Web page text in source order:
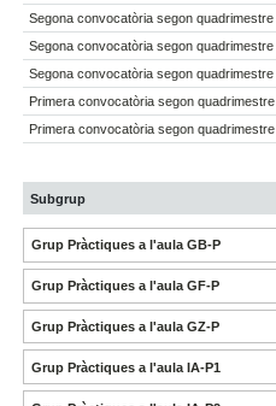
Segona convocatòria segon quadrimestre
Segona convocatòria segon quadrimestre
Segona convocatòria segon quadrimestre
Primera convocatòria segon quadrimestre
Primera convocatòria segon quadrimestre
Subgrup
Grup Pràctiques a l'aula GB-P
Grup Pràctiques a l'aula GF-P
Grup Pràctiques a l'aula GZ-P
Grup Pràctiques a l'aula IA-P1